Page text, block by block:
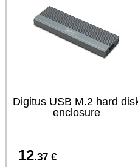
Digitus USB M.2 hard
enclosure
12.37 €